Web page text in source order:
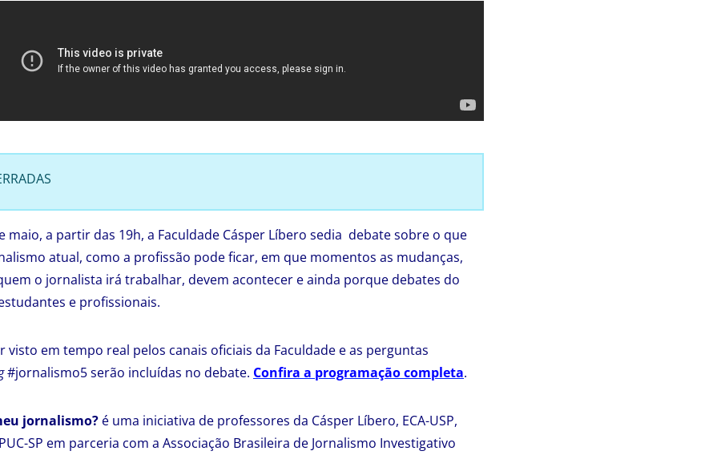
maio, a partir das 19h, a Faculdade Cásper Líbero sedia debate sobre o que
atual, como a profissão pode ficar, em que momentos as mudanças,
o jornalista irá trabalhar, devem acontecer e ainda porque debates do
e profissionais.
visto em tempo real pelos canais oficiais da Faculdade e as perguntas
#jornalismo5 serão incluídas no debate. Confira a programação completa.
jornalismo? é uma iniciativa de professores da Cásper Líbero, ECA-USP,
SP em parceria com a Associação Brasileira de Jornalismo Investigativo